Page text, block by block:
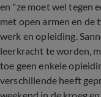
en "ze moet wel tegen
met open armen en de
werk en opleiding.
leerkracht te worden,
toe geen enkele
verschillende heeft